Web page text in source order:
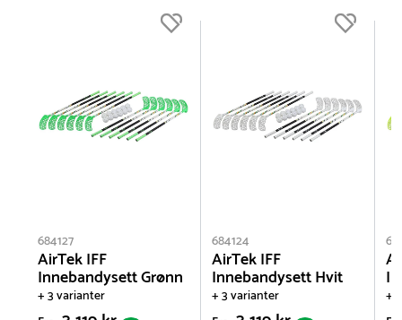
684127
AirTek IFF
Innebandysett Grønn
+ 3 varianter
684124
AirTek IFF
Innebandysett Hvit
+ 3 varianter
+